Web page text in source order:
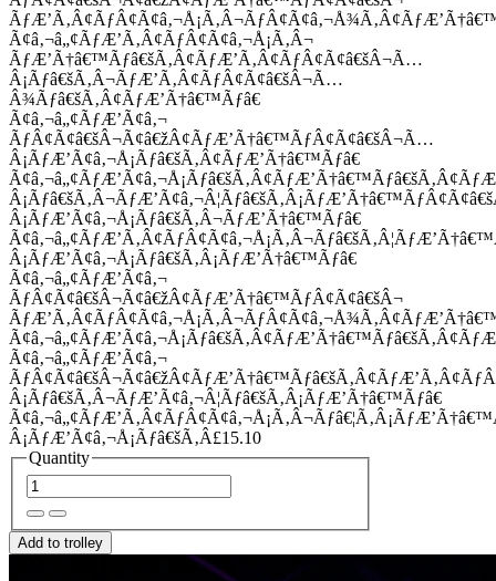
Ã¢â‚¬â„¢ÃƒÆ’Ã‚Â¢ÃƒÂ¢Ã¢â‚¬Å¡Ã‚Â¬
ÃƒÆ’Ã†â€™Ãƒâ€šÃ‚Â¢ÃƒÆ’Ã‚Â¢ÃƒÂ¢Ã¢â€šÂ¬Ã…
Â¡Ãƒâ€šÃ‚Â¬ÃƒÆ’Ã‚Â¢ÃƒÂ¢Ã¢â€šÂ¬Ã…
Â¾Ãƒâ€šÃ‚Â¢ÃƒÆ’Ã†â€™Ãƒâ€
Ã¢â‚¬â„¢ÃƒÆ’Ã¢â‚¬
ÃƒÂ¢Ã¢â€šÂ¬Ã¢â€žÂ¢ÃƒÆ’Ã†â€™ÃƒÂ¢Ã¢â€šÂ¬Ã…
Â¡ÃƒÆ’Ã¢â‚¬Å¡Ãƒâ€šÃ‚Â¢ÃƒÆ’Ã†â€™Ãƒâ€
Â¡ÃƒÆ’Ã¢â‚¬Å¡Ãƒâ€šÃ‚Â¬ÃƒÆ’Ã†â€™Ãƒâ€
Â¡ÃƒÆ’Ã¢â‚¬Å¡Ãƒâ€šÃ‚Â¡ÃƒÆ’Ã†â€™Ãƒâ€
Ã¢â‚¬â„¢ÃƒÆ’Ã¢â‚¬
ÃƒÂ¢Ã¢â€šÂ¬Ã¢â€žÂ¢ÃƒÆ’Ã†â€™ÃƒÂ¢Ã¢â€šÂ¬
Ã¢â‚¬â„¢ÃƒÆ’Ã¢â‚¬
Â¡Ãƒâ€šÃ‚Â¬ÃƒÆ’Ã¢â‚¬Â¦Ãƒâ€šÃ‚Â¡ÃƒÆ’Ã†â€™Ãƒâ€
Â¡ÃƒÆ’Ã¢â‚¬Å¡Ãƒâ€šÃ‚Â£15.10
Quantity
Add to trolley